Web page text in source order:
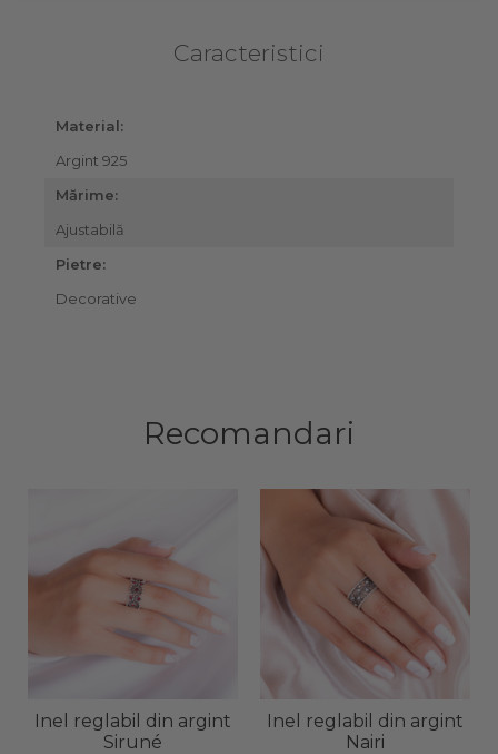
Caracteristici
Material:
Argint 925
Mărime:
Ajustabilă
Pietre:
Decorative
Recomandari
Inel reglabil din argint
Siruné
Inel reglabil din argint
Nairi